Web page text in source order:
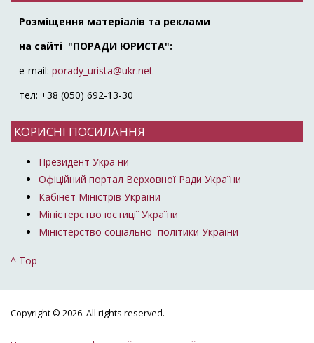
Розміщення матеріалів та реклами
на сайті "ПОРАДИ ЮРИСТА":
e-mail: porady_urista@ukr.net
тел: +38 (050) 692-13-30
КОРИСНІ ПОСИЛАННЯ
Президент України
Офіційний портал Верховної Ради України
Кабінет Міністрів України
Міністерство юстиції України
Міністерство соціальної політики України
^ Top
Copyright © 2026. All rights reserved.